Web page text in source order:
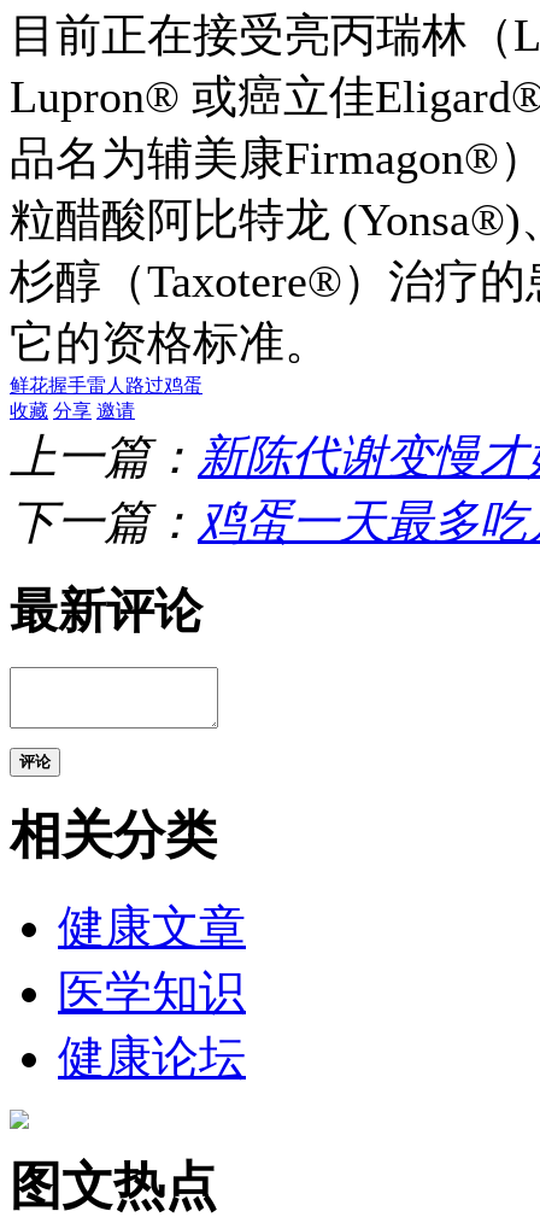
目前正在接受亮丙瑞林（
Lupron® 或癌立佳
品名为辅美康Firmagon®
粒醋酸阿比特龙
杉醇（Taxotere®）治疗
它的资格标准。
鲜花握手雷人 路过鸡蛋
收藏 分享 邀请
上一篇： 新陈代谢变慢
下一篇： 鸡蛋一天最多
最新评论
评论
相关分类
健康文章
医学知识
健康论坛
图文热点